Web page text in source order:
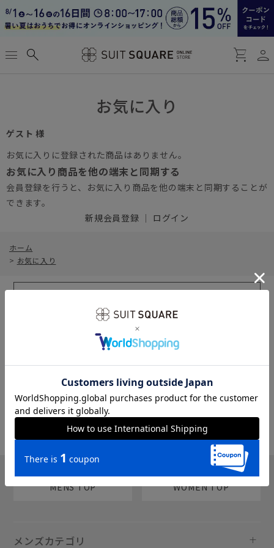
menu search shopping_cart person
お気に入り
ゲスト 様
お気に入りに登録された商品はありません。
お気に入り商品を他の端末と同期する
会員登録を行うと、お気に入り商品を他の端末と同期することが
できます。
新規会員登録 ｜ ログイン
ホーム
> お気に入り
sms
MENS TOP WOMEN TOP
メンズカテゴリ